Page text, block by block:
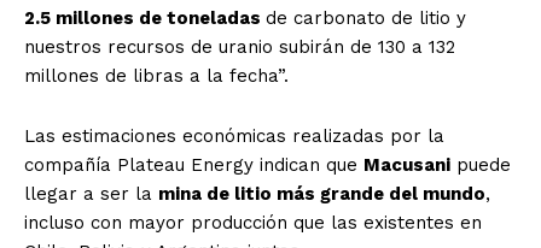
2.5 millones de toneladas de carbonato de litio y
nuestros recursos de uranio subirán de 130 a 132
millones de libras a la fecha”.
Las estimaciones económicas realizadas por la
compañía Plateau Energy indican que Macusani puede
llegar a ser la mina de litio más grande del mundo,
incluso con mayor producción que las existentes en